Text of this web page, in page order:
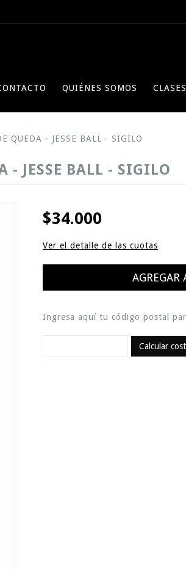
QUIÉNES SOMOS
QUEDA - JESSE BALL - SIGILO
- JESSE BALL - SIGILO
$34.000
Ver el detalle de las cuotas
Ingresa aquí tu código postal
Calcular